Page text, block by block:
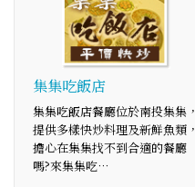
集集吃飯店
集集吃飯店餐廳位於南投集集，
提供多樣快炒料理及新鮮魚類，
擔心在集集找不到合適的餐廳
嗎?來集集吃…